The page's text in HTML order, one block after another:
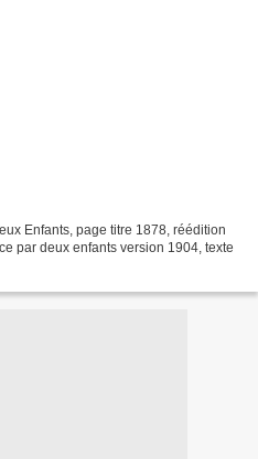
Enfants, page titre 1878, réédition
par deux enfants version 1904, texte